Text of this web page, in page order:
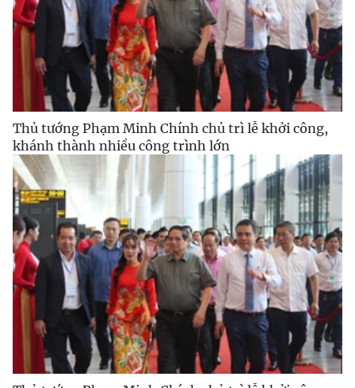
Thủ tướng Phạm Minh Chính chủ trì lễ khởi công,
khánh thành nhiều công trình lớn